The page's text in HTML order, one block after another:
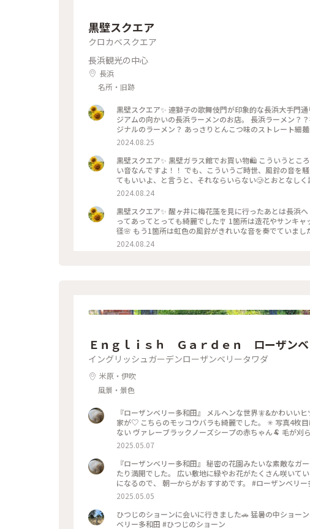
黒壁スクエア
クロカベスクエア
長浜観光の中心
長浜
名所・旧跡
黒壁スクエア✨ 連獅子の歌舞伎門が印象的な長浜大手門
ジアムの向かいの長浜ラーメンのお店。 長浜ラーメン？
ジナルのラーメン？ あっさりとんこつ味のストレート細
らかは分かりません💦 気さくなお母さんたちが作られて
食べ歩き用に、近江牛CurryBreadさんでカレーパンを買
分ほど待って温めたものを頂きました。 ノーマルなカレ
アを練りこんだ真っ黒でスパイシーなルーにゴロゴロ近江牛が入って
黒壁スクエア #長浜大手門通り商店街 #長浜ラーメン #
2024.08.25
黒壁スクエア✨ 黒壁ガラス館でお買い物🛍 こういうとこ
い音なんですよ！！ でも、こういうご時世、風鈴の音を
てもいいよ、と言うと、それならいらない🥲とおとなし
を買いました🥰 見ているだけでも涼し気です☺️ 夏つなが
べいと愛用している丸亀うちわと一緒に💙 #ことりっぷ旅2024 #透明の世界 #黒壁スクエア #黒壁ガラス館 #ガラス
細工 #寳月堂 #丸亀うちわせんべい #丸亀うちわ #長浜 #
2024.08.24
黒壁スクエア✨ 醒ヶ井に梅花藻を見に行ったあとは長浜
ってあってとっても綺麗でした🎐 1箇所は造花やサンキ
径🌸 もう1箇所は虹色の風鈴がきれいな音を奏でていました✨
ぷ旅2024 #透明の世界 #黒壁スクエア #黒壁ガラス館 #
2024.08.24
Ｅｎｇｌｉｓｈ Ｇａｒｄｅｎ ローザン
イングリッシュガーデンローザンベリータワダ
米原・伊吹
風景・景色
『ローザンベリー多和田』 メルヘンな世界🧚&かわいい
家が♡ こちらのモッコウバラも綺麗でした。 ✳︎ 写真4枚
ない ヴァレーブラックノーズシープの赤ちゃん🐏 毛が
ヒツジさんにエサをあげたり ハンモックブランコやロン
ポットがあり、思う存分楽しみました。 #ローザンベリー
2025.05.07
『ローザンベリー多和田』 秘密の花園みたいな素敵な
たり満開でした。 広い敷地に緑やお花がたくさん咲いて
になるので、 朝一からがおすすめです。 #ローザンベリ
2025.05.05
ひつじのショーンに会いに行きました🚗 猛暑の中ショーンのミルキー
ベリー多和田 #ひつじのショーン